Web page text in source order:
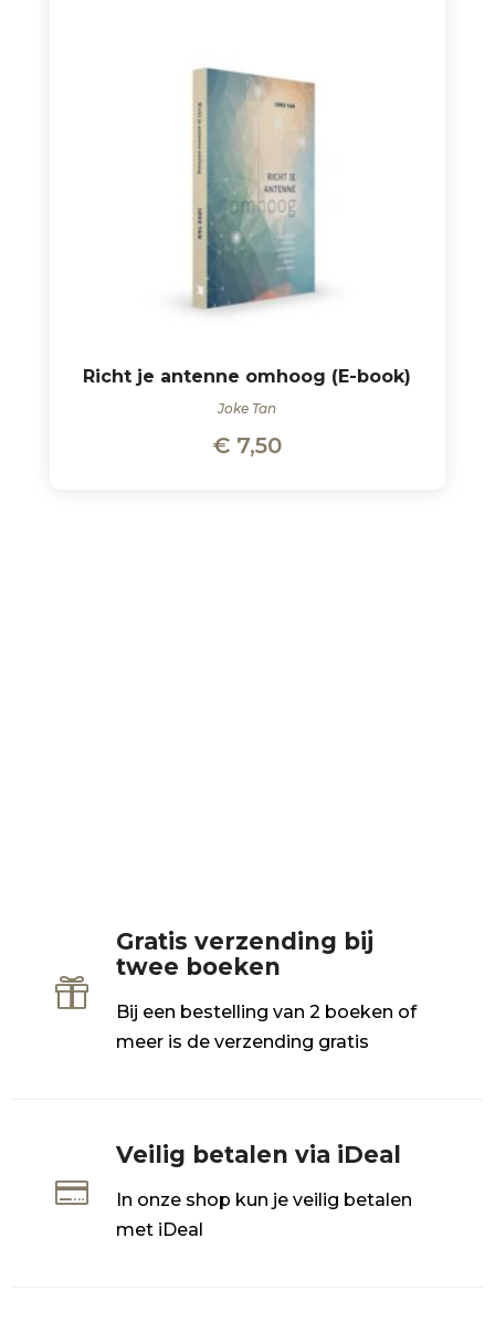
Richt je antenne omhoog (E-book)
Joke Tan
€ 7,50

Gratis verzending bij
twee boeken
Bij een bestelling van 2 boeken of
meer is de verzending gratis

Veilig betalen via iDeal
In onze shop kun je veilig betalen
met iDeal